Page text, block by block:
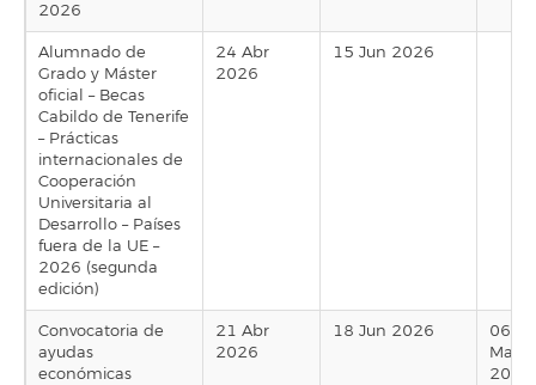
2026
Alumnado de
Grado y Máster
oficial – Becas
Cabildo de Tenerife
– Prácticas
internacionales de
Cooperación
Universitaria al
Desarrollo – Países
fuera de la UE –
2026 (segunda
edición)
24 Abr
2026
15 Jun 2026
Convocatoria de
ayudas
económicas
21 Abr
2026
18 Jun 2026
06
May
2026